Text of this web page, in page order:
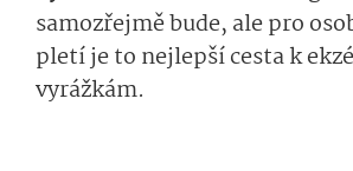
samozřejmě bude, ale pro
pletí je to nejlepší cesta k
vyrážkám.